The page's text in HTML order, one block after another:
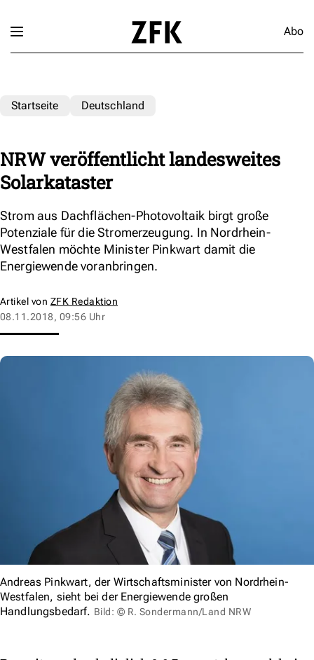
Abo
Startseite Deutschland
NRW veröffentlicht landesweites
Solarkataster
Strom aus Dachflächen-Photovoltaik birgt große
Potenziale für die Stromerzeugung. In Nordrhein-
Westfalen möchte Minister Pinkwart damit die
Energiewende voranbringen.
Artikel von ZFK Redaktion
08.11.2018, 09:56 Uhr
Andreas Pinkwart, der Wirtschaftsminister von Nordrhein-
Westfalen, sieht bei der Energiewende großen
Handlungsbedarf. Bild: © R. Sondermann/Land NRW